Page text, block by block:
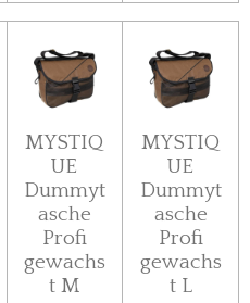
MYSTIQ
UE
Dummyt
asche
Profi
gewachs
t M
MYSTIQ
UE
Dummyt
asche
Profi
gewachs
t L